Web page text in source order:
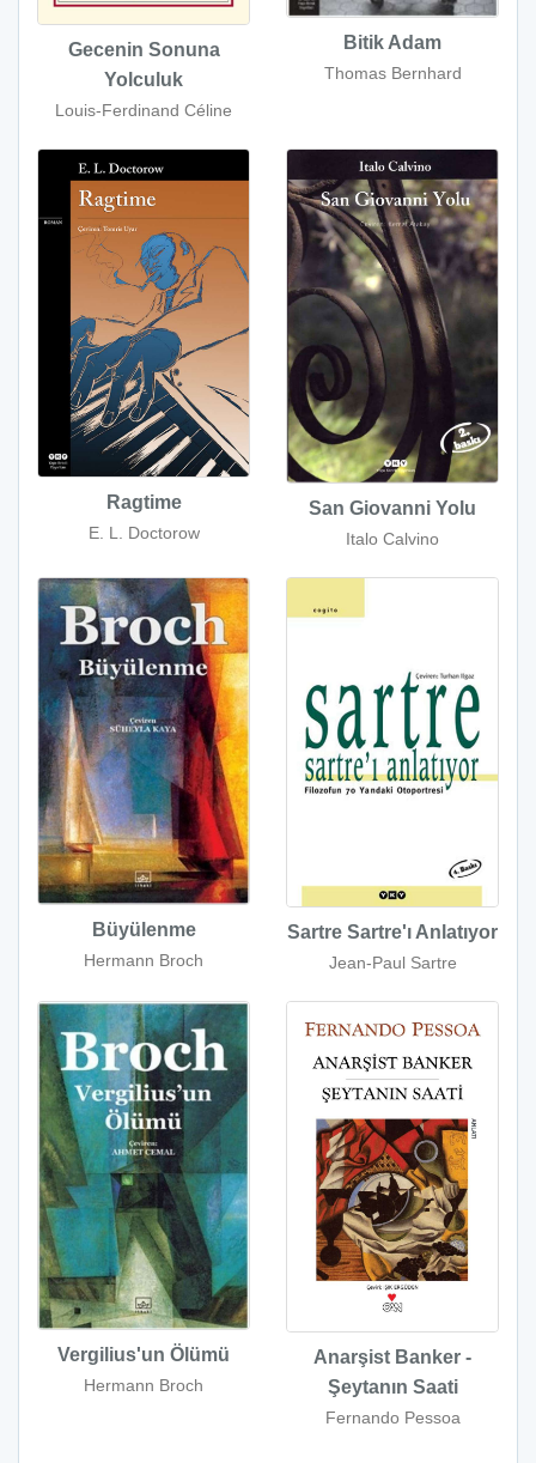
Gecenin Sonuna
Yolculuk
Louis-Ferdinand Céline
Bitik Adam
Thomas Bernhard
Ragtime
E. L. Doctorow
San Giovanni Yolu
Italo Calvino
Büyülenme
Hermann Broch
Sartre Sartre'ı Anlatıyor
Jean-Paul Sartre
Vergilius'un Ölümü
Hermann Broch
Anarşist Banker -
Şeytanın Saati
Fernando Pessoa